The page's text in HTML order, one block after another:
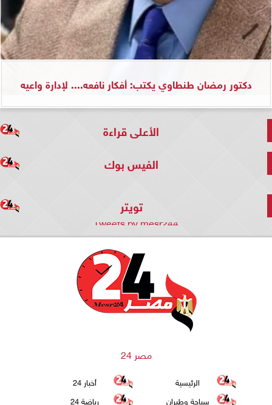
دكتور رمضان طنطاوي يكتب: أفكار نافعه.... لإدارة واعيه
الأعلى قراءة
الفيس بوك
تويتر
Tweets by mesr244
مصر 24
الرئيسية
أخبار 24
سياحة وطيران
رياضة 24